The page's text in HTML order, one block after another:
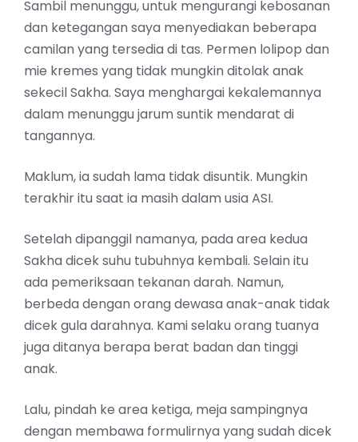
Sambil menunggu, untuk mengurangi kebosanan
dan ketegangan saya menyediakan beberapa
camilan yang tersedia di tas. Permen lolipop dan
mie kremes yang tidak mungkin ditolak anak
sekecil Sakha. Saya menghargai kekalemannya
dalam menunggu jarum suntik mendarat di
tangannya.
Maklum, ia sudah lama tidak disuntik. Mungkin
terakhir itu saat ia masih dalam usia ASI.
Setelah dipanggil namanya, pada area kedua
Sakha dicek suhu tubuhnya kembali. Selain itu
ada pemeriksaan tekanan darah. Namun,
berbeda dengan orang dewasa anak-anak tidak
dicek gula darahnya. Kami selaku orang tuanya
juga ditanya berapa berat badan dan tinggi
anak.
Lalu, pindah ke area ketiga, meja sampingnya
dengan membawa formulirnya yang sudah dicek